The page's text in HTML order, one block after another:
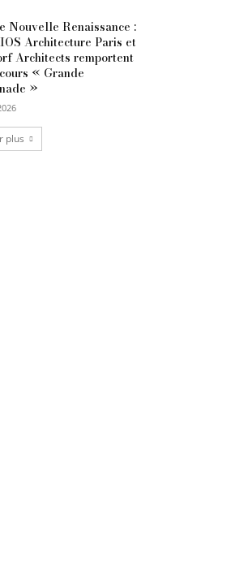
Nouvelle Renaissance :
Architecture Paris et
Architects remportent
« Grande
»
plus